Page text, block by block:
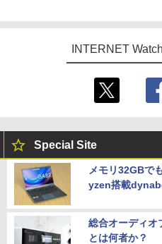
INTERNET
Special Site
メモリ32GBで
yzen搭載
総合オーディオ
とは何者か？